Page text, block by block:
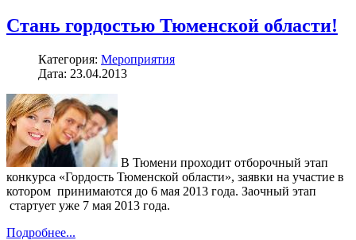
Стань гордостью Тюменской области!
Категория: Мероприятия
Дата: 23.04.2013
В Тюмени проходит отборочный этап
конкурса «Гордость Тюменской области», заявки на участие в
котором принимаются до 6 мая 2013 года. Заочный этап
стартует уже 7 мая 2013 года.
Подробнее...